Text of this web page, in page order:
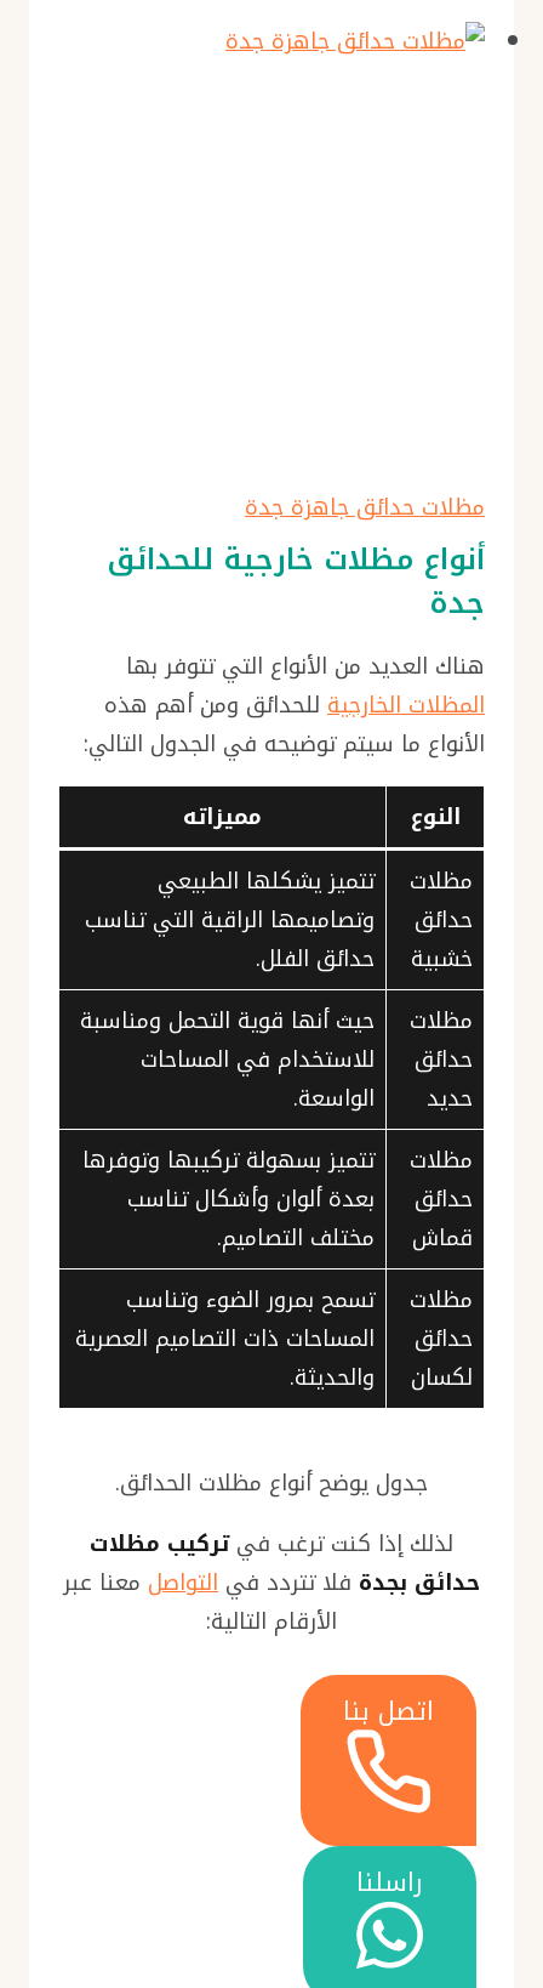
مظلات حدائق جاهزة جدة
أنواع مظلات خارجية للحدائق
جدة
هناك العديد من الأنواع التي تتوفر بها
المظلات الخارجية للحدائق ومن أهم هذه
الأنواع ما سيتم توضيحه في الجدول التالي:
النوع
مميزاته
مظلات
حدائق
خشبية
تتميز يشكلها الطبيعي
وتصاميمها الراقية التي تناسب
حدائق الفلل.
مظلات
حدائق
حديد
حيث أنها قوية التحمل ومناسبة
للاستخدام في المساحات
الواسعة.
مظلات
حدائق
قماش
تتميز بسهولة تركيبها وتوفرها
بعدة ألوان وأشكال تناسب
مختلف التصاميم.
مظلات
حدائق
لكسان
تسمح بمرور الضوء وتناسب
المساحات ذات التصاميم العصرية
والحديثة.
جدول يوضح أنواع مظلات الحدائق.
لذلك إذا كنت ترغب فيتركيب مظلات
حدائق بجدة فلا تتردد في التواصل معنا عبر
الأرقام التالية:
اتصل بنا
راسلنا